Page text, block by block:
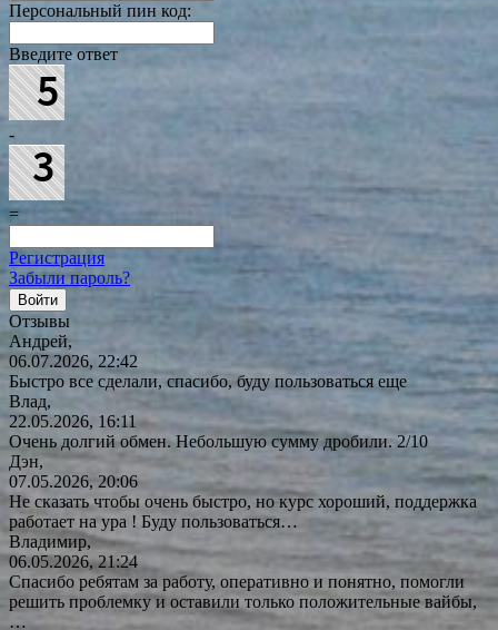
Персональный пин код:
Введите ответ
-
=
Регистрация
Забыли пароль?
Отзывы
Андрей,
06.07.2026, 22:42
Быстро все сделали, спасибо, буду пользоваться еще
Влад,
22.05.2026, 16:11
Очень долгий обмен. Небольшую сумму дробили. 2/10
Дэн,
07.05.2026, 20:06
Не сказать чтобы очень быстро, но курс хороший, поддержка
работает на ура ! Буду пользоваться…
Владимир,
06.05.2026, 21:24
Спасибо ребятам за работу, оперативно и понятно, помогли
решить проблемку и оставили только положительные вайбы,
…